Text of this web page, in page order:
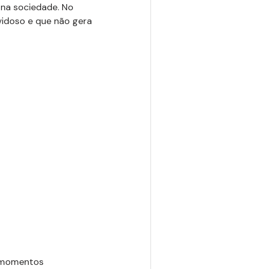
sociedade. No
e que não gera